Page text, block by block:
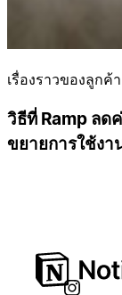
เรื่องราวของลูกค้า
วิธีที่ Ramp ลด
ขยายการใช้งา